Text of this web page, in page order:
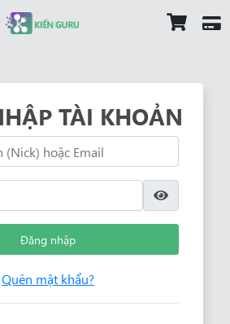
TÀI KHOẢN
Đăng nhập
Quên mật khẩu?